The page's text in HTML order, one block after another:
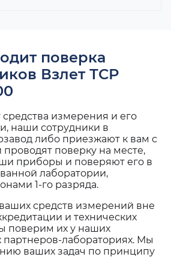
поверка
Взлет ТСР
измерения и его
наши сотрудники в
либо приезжают к вам с
поверку на месте,
приборы и поверяют его в
лаборатории,
1-го разряда.
средств измерений вне
и технических
поверим их у наших
партнеров-лабораториях. Мы
ваших задач по принципу